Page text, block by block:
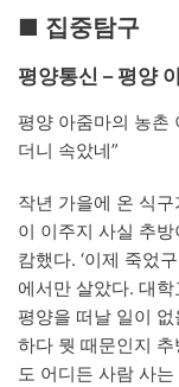
■ 집중탐구
평양통신 – 평양
평양 아줌마의 농촌
더니 속았네”
작년 가을에 온 식
이 이주지 사실 추
캄했다. ‘이제 죽었
에서만 살았다. 대
평양을 떠날 일이
하다 뭣 때문인지
도 어디든 사람 사